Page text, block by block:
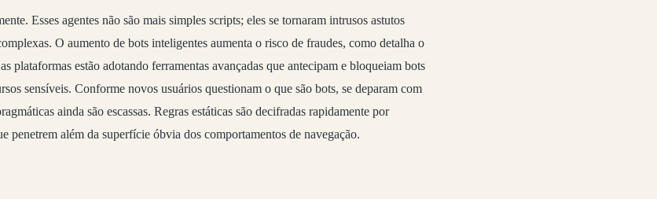
Esses agentes não são mais simples scripts; eles se tornaram intrusos astutos
O aumento de bots inteligentes aumenta o risco de fraudes, como detalha o
plataformas estão adotando ferramentas avançadas que antecipam e bloqueiam bots
sensíveis. Conforme novos usuários questionam o que são bots, se deparam com
ainda são escassas. Regras estáticas são decifradas rapidamente por
penetrem além da superfície óbvia dos comportamentos de navegação.